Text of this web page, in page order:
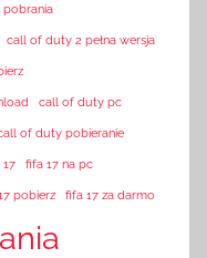
call of duty 2 pełna wersja
call of duty pc
of duty pobieranie
17 fifa 17 na pc
pobierz fifa 17 za darmo